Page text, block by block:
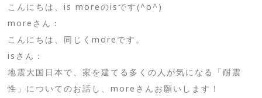
こんにちは、is moreのisです(^o^)
moreさん：
こんにちは、同じくmoreです。
isさん：
地震大国日本で、家を建てる多くの人が気になる「耐震
性」についてのお話し、moreさんお願いします！